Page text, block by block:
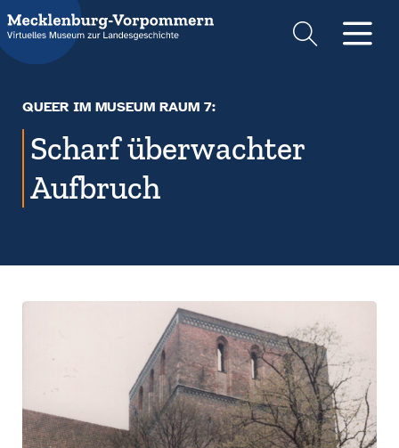
Suche
QUEER IM MUSEUM RAUM 7:
Scharf überwachter
Aufbruch